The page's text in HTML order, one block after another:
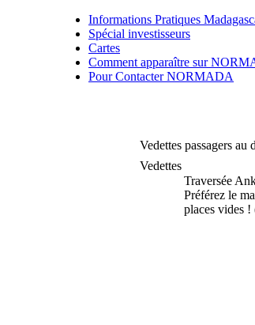
Informations Pratiques
Spécial investisseurs
Cartes
Comment apparaître sur
Pour Contacter NORMADA
Vedettes passagers
Vedettes
Traversée
Préférez le
places vides !